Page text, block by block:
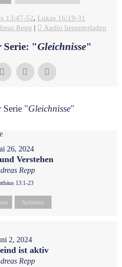
13:47-52, Lukas 16:19-31
Repp | Audio herunterladen
Serie: "Gleichnisse"
Serie "Gleichnisse"
26, 2024
Verstehen
Repp
13:1-23
Anhören
2, 2024
ist aktiv
Repp